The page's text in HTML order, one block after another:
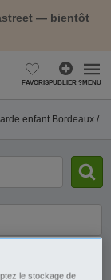
— bientôt
FAVORISPUBLIER ?MENU
enfant Bordeaux /
le stockage de